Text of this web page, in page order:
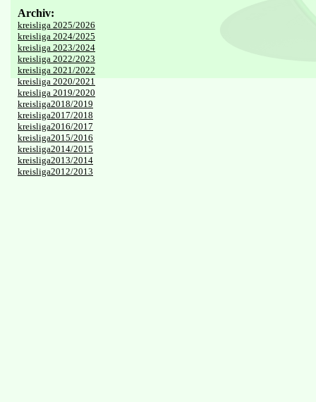
Archiv:
kreisliga 2025/2026
kreisliga 2024/2025
kreisliga 2023/2024
kreisliga 2022/2023
kreisliga 2021/2022
kreisliga 2020/2021
kreisliga 2019/2020
kreisliga2018/2019
kreisliga2017/2018
kreisliga2016/2017
kreisliga2015/2016
kreisliga2014/2015
kreisliga2013/2014
kreisliga2012/2013